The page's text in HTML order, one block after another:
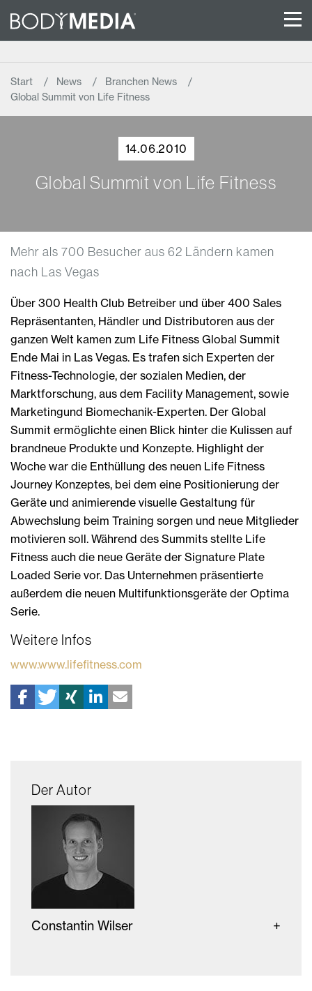
Start News
Branchen News
Global Summit von Life Fitness
14.06.2010
Global Summit von Life Fitness
Mehr als 700 Besucher aus 62 Ländern kamen
nach Las Vegas
Über 300 Health Club Betreiber und über 400 Sales
Repräsentanten, Händler und Distributoren aus der
ganzen Welt kamen zum Life Fitness Global Summit
Ende Mai in Las Vegas. Es trafen sich Experten der
Fitness-Technologie, der sozialen Medien, der
Marktforschung, aus dem Facility Management, sowie
Marketingund Biomechanik-Experten. Der Global
Summit ermöglichte einen Blick hinter die Kulissen auf
brandneue Produkte und Konzepte. Highlight der
Woche war die Enthüllung des neuen Life Fitness
Journey Konzeptes, bei dem eine Positionierung der
Geräte und animierende visuelle Gestaltung für
Abwechslung beim Training sorgen und neue Mitglieder
motivieren soll. Während des Summits stellte Life
Fitness auch die neue Geräte der Signature Plate
Loaded Serie vor. Das Unternehmen präsentierte
außerdem die neuen Multifunktionsgeräte der Optima
Serie.
Weitere Infos
www.www.lifefitness.com
Der Autor
Constantin Wilser